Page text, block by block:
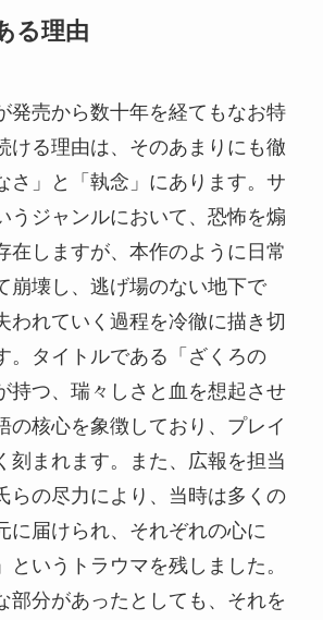
る理由
発売から数十年を経てもなお特
ける理由は、そのあまりにも徹
さ」と「執念」にあります。サ
うジャンルにおいて、恐怖を煽
在しますが、本作のように日常
崩壊し、逃げ場のない地下で
われていく過程を冷徹に描き切
。タイトルである「ざくろの
持つ、瑞々しさと血を想起させ
の核心を象徴しており、プレイ
刻まれます。また、広報を担当
らの尽力により、当時は多くの
に届けられ、それぞれの心に
というトラウマを残しました。
部分があったとしても、それを